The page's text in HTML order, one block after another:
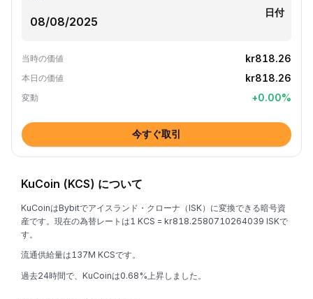
日付
当時の価値 kr818.26
本日の価値 kr818.26
変動 +0.00%
今すぐ取引
KuCoin (KCS) について
KuCoinはBybitでアイスランド・クローナ（ISK）に変換できる暗号資
産です。現在の為替レートは1 KCS = kr818.2580710264039 ISKで
す。
流通供給量は137M KCSです。
過去24時間で、KuCoinは0.68%上昇しました。